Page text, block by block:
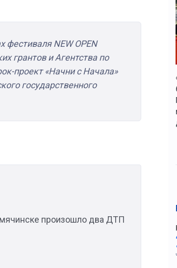
NEW OPEN
грантов и Агентства по
проект «Начни с Начала»
государственного
произошло два ДТП
Штурмовик огня. Казак Алексей
Коробов после возвращения со
мечту